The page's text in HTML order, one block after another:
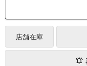
店舗在庫